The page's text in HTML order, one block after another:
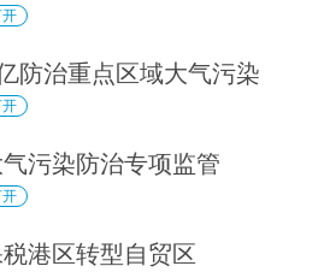
防治重点区域大气污染
污染防治专项监管
港区转型自贸区